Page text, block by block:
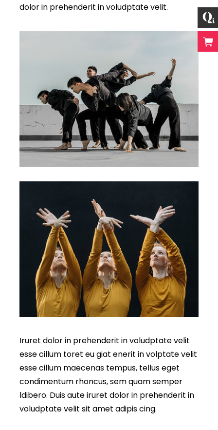
dolor in prehenderit in voludptate velit.
Iruret dolor in prehenderit in voludptate velit
esse cillum toret eu giat enerit in volptate velit
esse cillum maecenas tempus, tellus eget
condimentum rhoncus, sem quam semper
ldibero. Duis aute iruret dolor in prehenderit in
voludptate velit sit amet adipis cing.